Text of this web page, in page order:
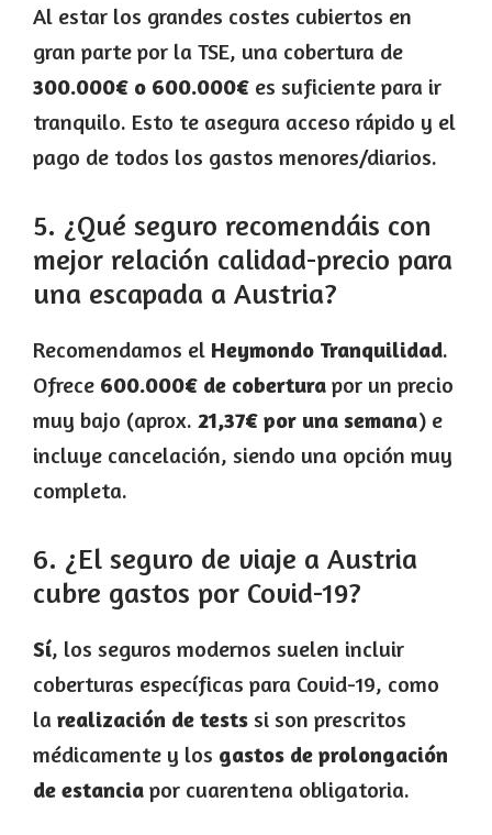
Al estar los grandes costes cubiertos en
gran parte por la TSE, una cobertura de
300.000€ o 600.000€ es suficiente para ir
tranquilo. Esto te asegura acceso rápido y el
pago de todos los gastos menores/diarios.
5. ¿Qué seguro recomendáis con
mejor relación calidad-precio para
una escapada a Austria?
Recomendamos el Heymondo Tranquilidad.
Ofrece 600.000€ de cobertura por un precio
muy bajo (aprox. 21,37€ por una semana) e
incluye cancelación, siendo una opción muy
completa.
6. ¿El seguro de viaje a Austria
cubre gastos por Covid-19?
Sí, los seguros modernos suelen incluir
coberturas específicas para Covid-19, como
la realización de tests si son prescritos
médicamente y los gastos de prolongación
de estancia por cuarentena obligatoria.